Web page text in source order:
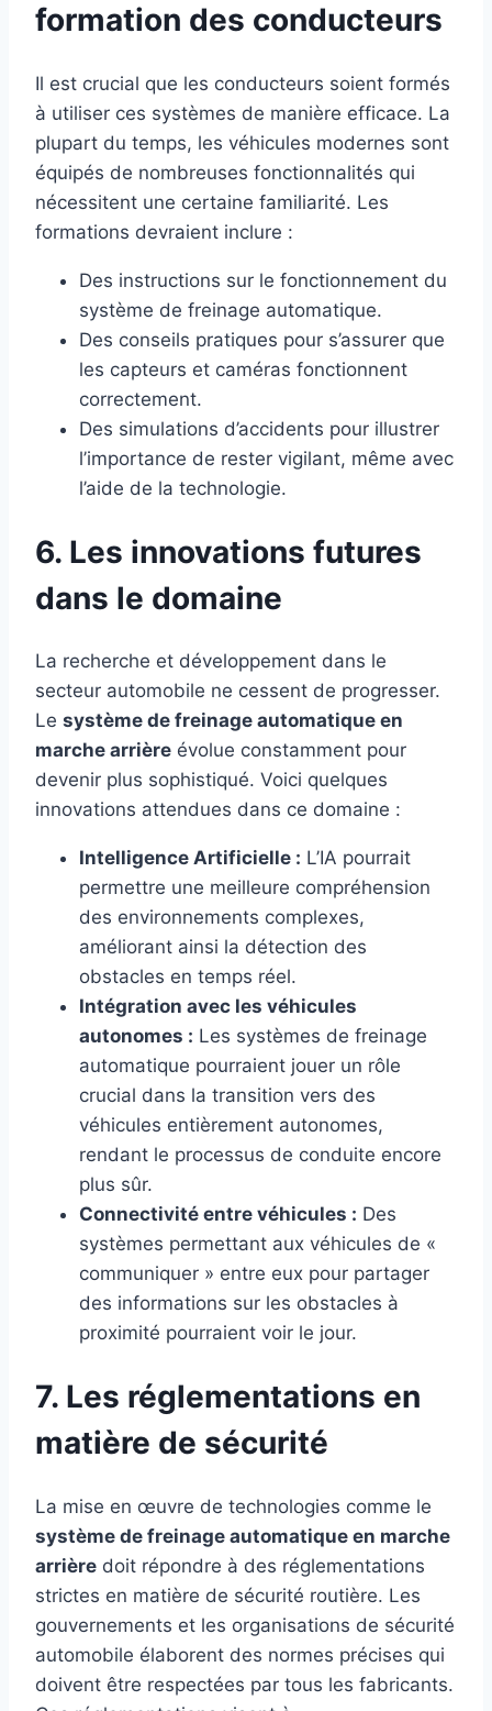
formation des conducteurs
Il est crucial que les conducteurs soient formés
à utiliser ces systèmes de manière efficace. La
plupart du temps, les véhicules modernes sont
équipés de nombreuses fonctionnalités qui
nécessitent une certaine familiarité. Les
formations devraient inclure :
Des instructions sur le fonctionnement du
système de freinage automatique.
Des conseils pratiques pour s’assurer que
les capteurs et caméras fonctionnent
correctement.
Des simulations d’accidents pour illustrer
l’importance de rester vigilant, même avec
l’aide de la technologie.
6. Les innovations futures
dans le domaine
La recherche et développement dans le
secteur automobile ne cessent de progresser.
Le système de freinage automatique en
marche arrière évolue constamment pour
devenir plus sophistiqué. Voici quelques
innovations attendues dans ce domaine :
Intelligence Artificielle : L’IA pourrait
permettre une meilleure compréhension
des environnements complexes,
améliorant ainsi la détection des
obstacles en temps réel.
Intégration avec les véhicules
autonomes : Les systèmes de freinage
automatique pourraient jouer un rôle
crucial dans la transition vers des
véhicules entièrement autonomes,
rendant le processus de conduite encore
plus sûr.
Connectivité entre véhicules : Des
systèmes permettant aux véhicules de «
communiquer » entre eux pour partager
des informations sur les obstacles à
proximité pourraient voir le jour.
7. Les réglementations en
matière de sécurité
La mise en œuvre de technologies comme le
système de freinage automatique en marche
arrière doit répondre à des réglementations
strictes en matière de sécurité routière. Les
gouvernements et les organisations de sécurité
automobile élaborent des normes précises qui
doivent être respectées par tous les fabricants.